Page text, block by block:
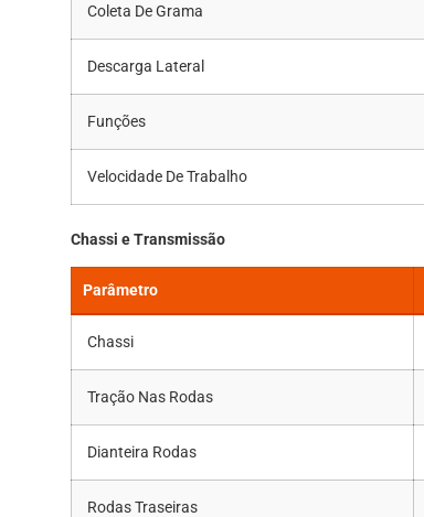
Coleta De Grama
Descarga Lateral
Funções
Velocidade De Trabalho
Chassi e Transmissão
Parâmetro
Chassi
Tração Nas Rodas
Dianteira Rodas
Rodas Traseiras